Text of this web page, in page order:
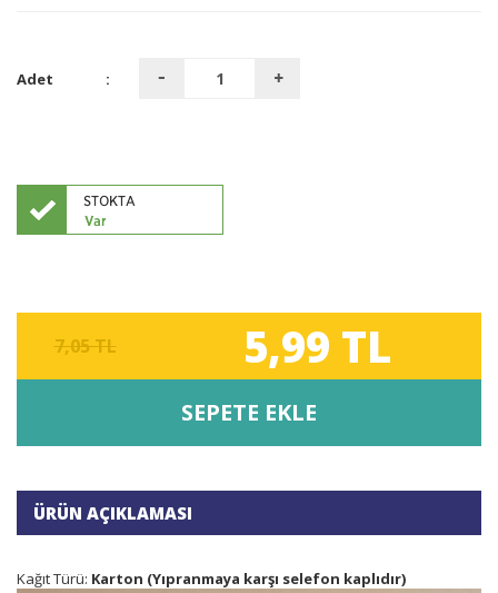
Adet :
7,05 TL 5,99 TL
SEPETE EKLE
ÜRÜN AÇIKLAMASI
Kağıt Türü: Karton (Yıpranmaya karşı selefon kaplıdır)